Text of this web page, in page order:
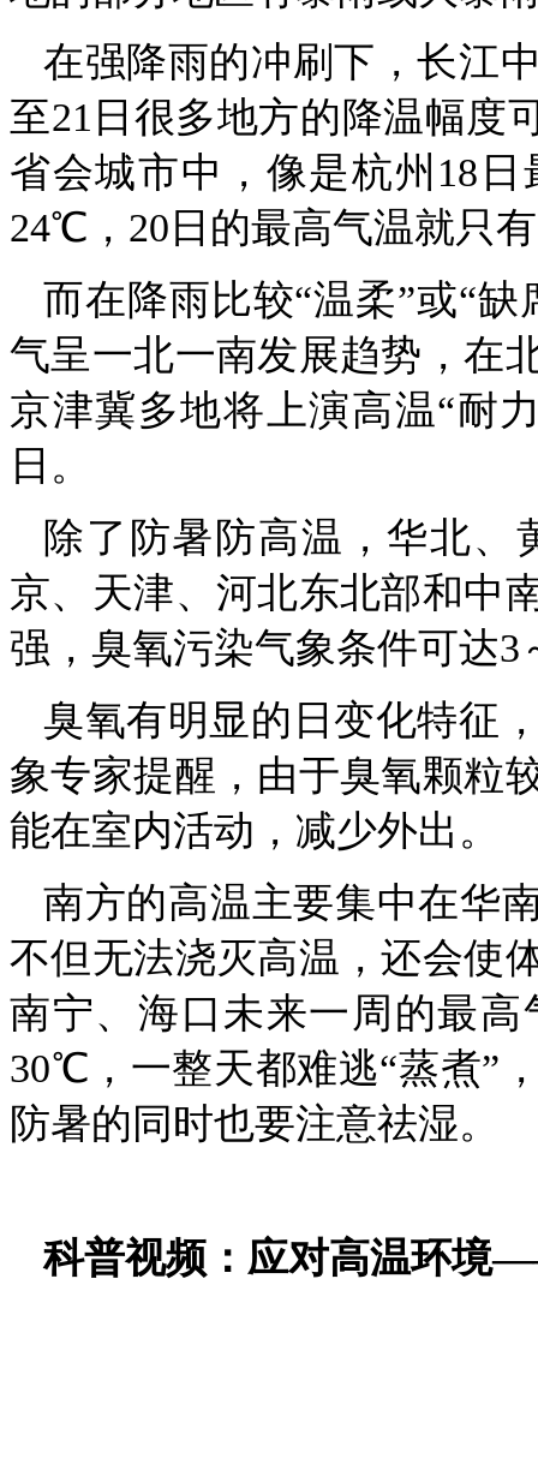
在强降雨的冲刷下，长江
至21日很多地方的降温幅
省会城市中，像是杭州18
24℃，20日的最高气温就只
而在降雨比较“温柔”或“
气呈一北一南发展趋势，在
京津冀多地将上演高温“耐
日。
除了防暑防高温，华北、
京、天津、河北东北部和中
强，臭氧污染气象条件可达
臭氧有明显的日变化特征
象专家提醒，由于臭氧颗粒
能在室内活动，减少外出。
南方的高温主要集中在华
不但无法浇灭高温，还会使
南宁、海口未来一周的最
30℃，一整天都难逃“蒸煮”
防暑的同时也要注意祛湿。
科普视频：应对高温环境